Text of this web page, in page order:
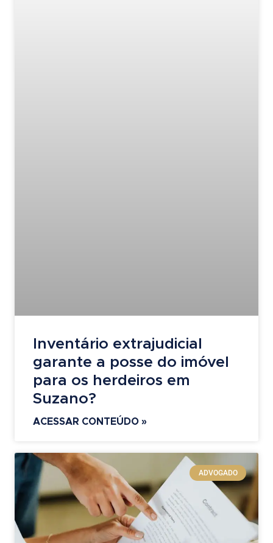
Inventário extrajudicial
garante a posse do imóvel
para os herdeiros em
Suzano?
ACESSAR CONTEÚDO »
ADVOGADO